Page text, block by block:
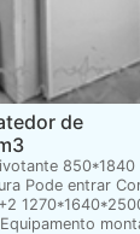
de
850*1840
Pode entrar